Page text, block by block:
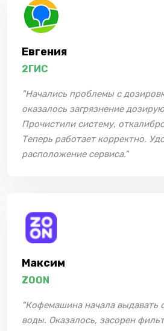
Евгения
2ГИС
"Начались проблемы с
оказалось загрязнение
Прочистили систему,
Теперь работает корректно.
расположение сервиса."
Максим
ZOON
"Кофемашина начала выдавать
воды. Оказалось, засорен